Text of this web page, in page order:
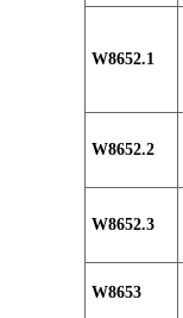
W8652.1
W8652.2
W8652.3
W8653